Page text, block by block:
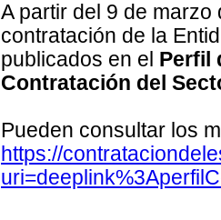
A partir del 9 de
contratación de la
publicados en el Perfil
Contratación del
Pueden consultar los
https://